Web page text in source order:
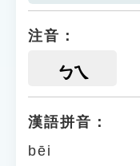
注音：
ㄅㄟ
漢語拼音：
bēi